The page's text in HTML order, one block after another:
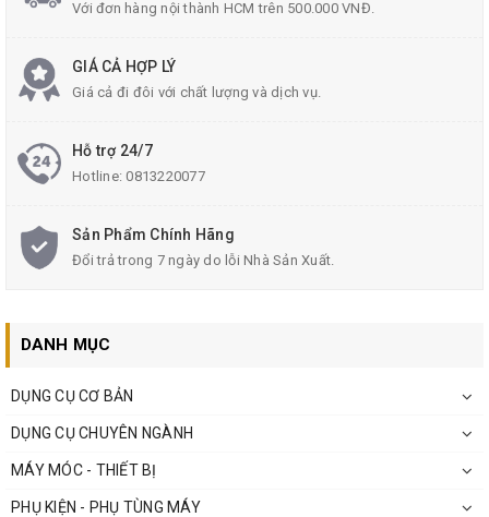
Với đơn hàng nội thành HCM trên 500.000 VNĐ.
GIÁ CẢ HỢP LÝ
Giá cả đi đôi với chất lượng và dịch vụ.
Hỗ trợ 24/7
Hotline:0813220077
Sản Phẩm Chính Hãng
Đổi trả trong 7 ngày do lỗi Nhà Sản Xuất.
DANH MỤC
DỤNG CỤ CƠ BẢN
DỤNG CỤ CHUYÊN NGÀNH
MÁY MÓC - THIẾT BỊ
PHỤ KIỆN - PHỤ TÙNG MÁY